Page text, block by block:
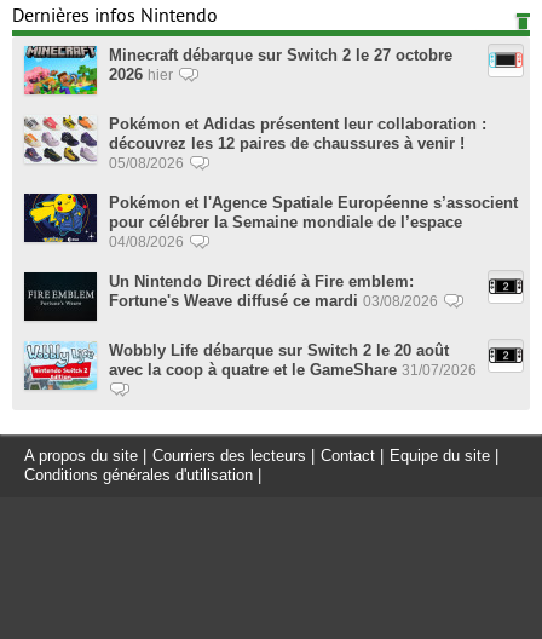
Dernières infos Nintendo
Minecraft débarque sur Switch 2 le 27 octobre
2026 hier
Pokémon et Adidas présentent leur collaboration :
découvrez les 12 paires de chaussures à venir !
05/08/2026
Pokémon et l'Agence Spatiale Européenne s’associent
pour célébrer la Semaine mondiale de l’espace
04/08/2026
Un Nintendo Direct dédié à Fire emblem:
Fortune's Weave diffusé ce mardi 03/08/2026
Wobbly Life débarque sur Switch 2 le 20 août
avec la coop à quatre et le GameShare 31/07/2026
A propos du site Courriers des lecteurs Contact Equipe du site
Conditions générales d'utilisation